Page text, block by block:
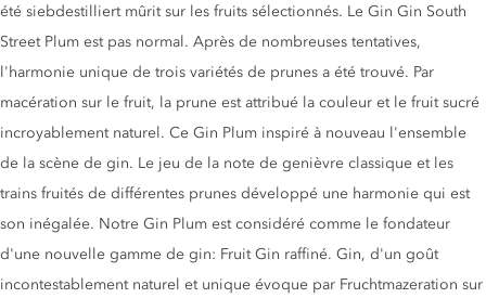
été siebdestilliert mûrit sur les fruits sélectionnés. Le Gin Gin South
Street Plum est pas normal. Après de nombreuses tentatives,
l'harmonie unique de trois variétés de prunes a été trouvé. Par
macération sur le fruit, la prune est attribué la couleur et le fruit sucré
incroyablement naturel. Ce Gin Plum inspiré à nouveau l'ensemble
de la scène de gin. Le jeu de la note de genièvre classique et les
trains fruités de différentes prunes développé une harmonie qui est
son inégalée. Notre Gin Plum est considéré comme le fondateur
d'une nouvelle gamme de gin: Fruit Gin raffiné. Gin, d'un goût
incontestablement naturel et unique évoque par Fruchtmazeration sur